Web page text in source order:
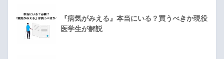
『病気がみえる』本当にいる？買うべきか現役
医学生が解説